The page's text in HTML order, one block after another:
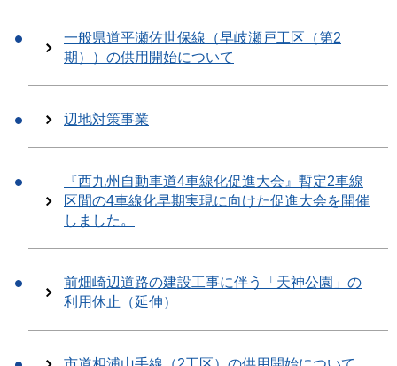
一般県道平瀬佐世保線（早岐瀬戸工区（第2
期））の供用開始について
辺地対策事業
『西九州自動車道4車線化促進大会』暫定2車線
区間の4車線化早期実現に向けた促進大会を開催
しました。
前畑崎辺道路の建設工事に伴う「天神公園」の
利用休止（延伸）